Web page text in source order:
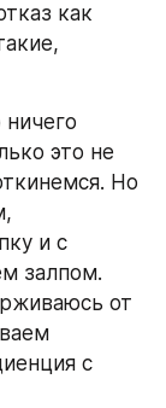
как
это не
Но
и с
залпом.
от
с